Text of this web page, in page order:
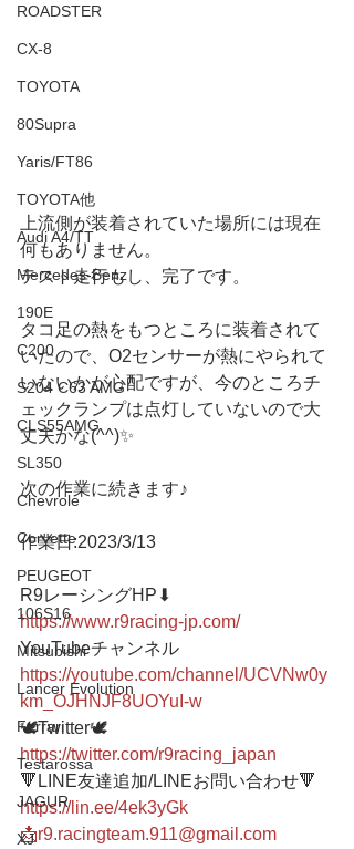
ROADSTER
CX-8
TOYOTA
80Supra
Yaris/FT86
TOYOTA他
Audi A4/TT
Mercedes-Benz
190E
C200
S204 C63 AMG
CLS55AMG
SL350
Chevrole
Corvette
PEUGEOT
106S16
Mitsubishi
Lancer Evolution
Ferrari
Testarossa
JAGUR
XJ
上流側が装着されていた場所には現在
何もありません。
テスト走行もし、完了です。
タコ足の熱をもつところに装着されて
いたので、O2センサーが熱にやられて
いないかが心配ですが、今のところチ
ェックランプは点灯していないので大
丈夫かな(^^)✨
次の作業に続きます♪
作業日:2023/3/13
R9レーシングHP⬇︎
https://www.r9racing-jp.com/
YouTubeチャンネル
https://youtube.com/channel/UCVNw0y
km_OJHNJF8UOYuI-w
🕊Twitter🕊
https://twitter.com/r9racing_japan
🔻LINE友達追加/LINEお問い合わせ🔻
https://lin.ee/4ek3yGk
📩r9.racingteam.911@gmail.com